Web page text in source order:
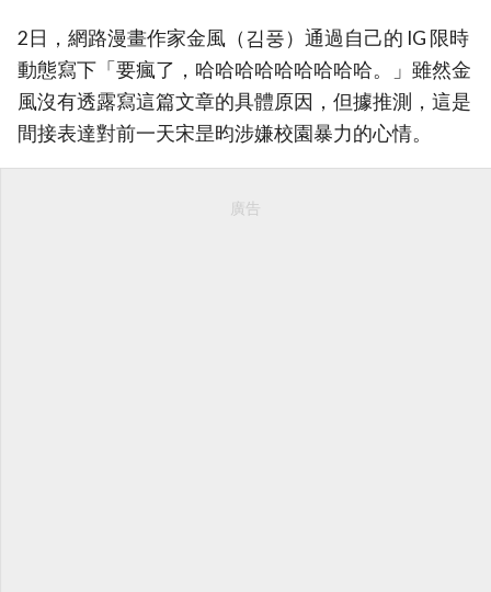
2日，網路漫畫作家金風（김풍）通過自己的 IG 限時
動態寫下「要瘋了，哈哈哈哈哈哈哈哈哈。」雖然金
風沒有透露寫這篇文章的具體原因，但據推測，這是
間接表達對前一天宋昰昀涉嫌校園暴力的心情。
廣告